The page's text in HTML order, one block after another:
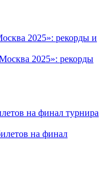
2025»: рекорды и
2025»: рекорды
на финал турнира
на финал